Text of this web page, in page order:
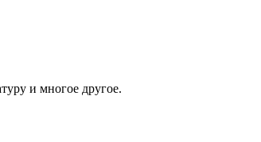
и многое другое.